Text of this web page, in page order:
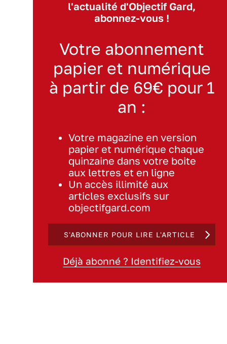
l'actualité d'Objectif Gard,
abonnez-vous !
Votre abonnement
papier et numérique
à partir de 69€ pour 1
an :
Votre magazine en version
papier et numérique chaque
quinzaine dans votre boite
aux lettres et en ligne
Un accès illimité aux
articles exclusifs sur
objectifgard.com
S'ABONNER POUR LIRE L'ARTICLE
Déjà abonné ? Identifiez-vous